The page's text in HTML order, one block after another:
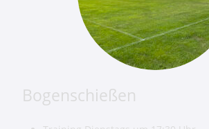
Bogenschießen